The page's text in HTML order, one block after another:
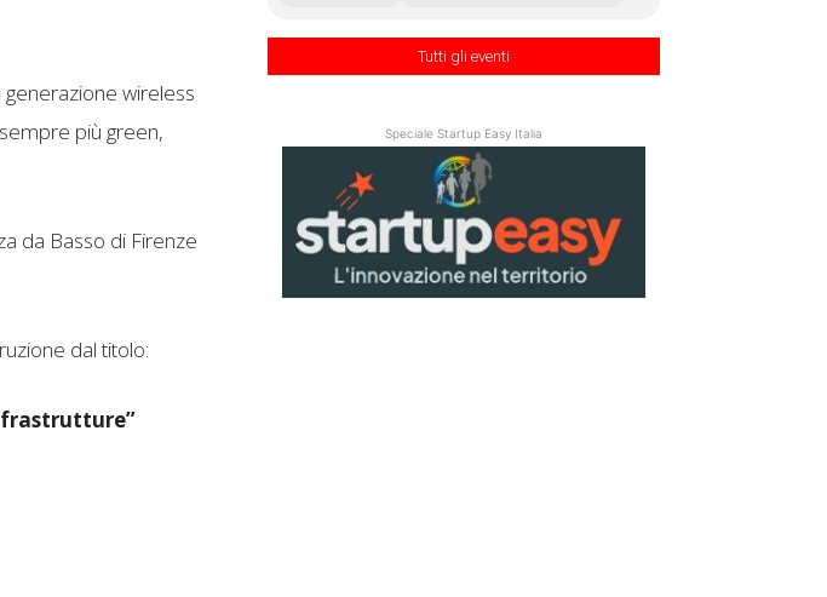
wireless
più green,
da Basso di Firenze
dal titolo:
Tutti gli eventi
Speciale Startup Easy Italia